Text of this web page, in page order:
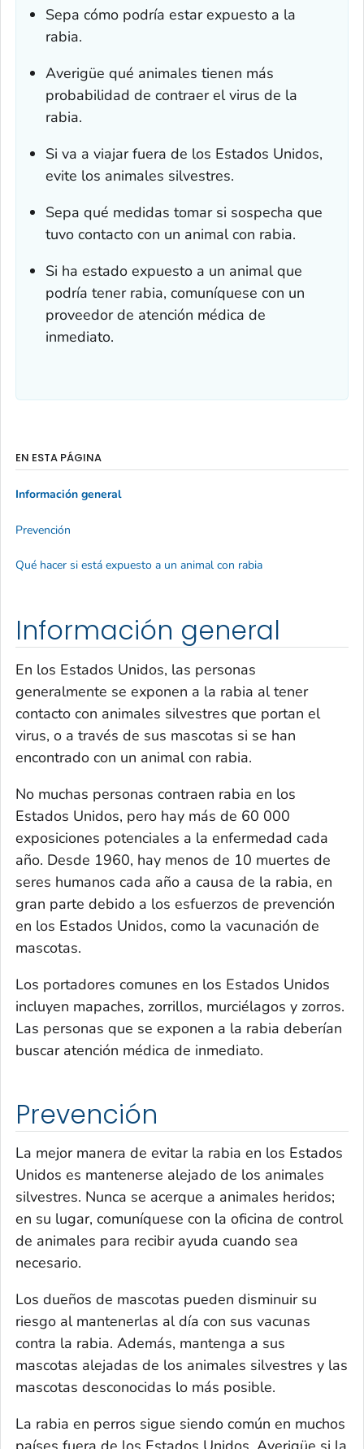
Sepa cómo podría estar expuesto a la
rabia.
Averigüe qué animales tienen más
probabilidad de contraer el virus de la
rabia.
Si va a viajar fuera de los Estados Unidos,
evite los animales silvestres.
Sepa qué medidas tomar si sospecha que
tuvo contacto con un animal con rabia.
Si ha estado expuesto a un animal que
podría tener rabia, comuníquese con un
proveedor de atención médica de
inmediato.
Información general
En los Estados Unidos, las personas
generalmente se exponen a la rabia al tener
contacto con animales silvestres que portan el
virus, o a través de sus mascotas si se han
encontrado con un animal con rabia.
No muchas personas contraen rabia en los
Estados Unidos, pero hay más de 60 000
exposiciones potenciales a la enfermedad cada
año. Desde 1960, hay menos de 10 muertes de
seres humanos cada año a causa de la rabia, en
gran parte debido a los esfuerzos de prevención
en los Estados Unidos, como la vacunación de
mascotas.
Los portadores comunes en los Estados Unidos
incluyen mapaches, zorrillos, murciélagos y zorros.
Las personas que se exponen a la rabia deberían
buscar atención médica de inmediato.
Prevención
La mejor manera de evitar la rabia en los Estados
Unidos es mantenerse alejado de los animales
silvestres. Nunca se acerque a animales heridos;
en su lugar, comuníquese con la oficina de control
de animales para recibir ayuda cuando sea
necesario.
Los dueños de mascotas pueden disminuir su
riesgo al mantenerlas al día con sus vacunas
contra la rabia. Además, mantenga a sus
mascotas alejadas de los animales silvestres y las
mascotas desconocidas lo más posible.
La rabia en perros sigue siendo común en muchos
EN ESTA PÁGINA
Información general
Prevención
Qué hacer si está expuesto a un animal con rabia